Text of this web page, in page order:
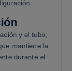
y el tubo;
mantiene la
durante el